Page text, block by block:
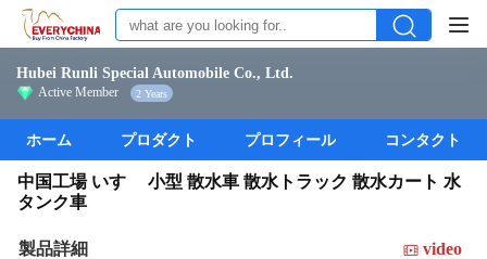
Hubei Runli Special Automobile Co., Ltd.
Active Member 2 Years
ホーム プロダクト プロフィール コンタクト
中国工場 いすゞ 小型 散水車 散水トラック 散水カート 水
タンク車
製品詳細 video